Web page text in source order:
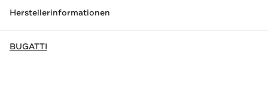
Herstellerinformationen
BUGATTI